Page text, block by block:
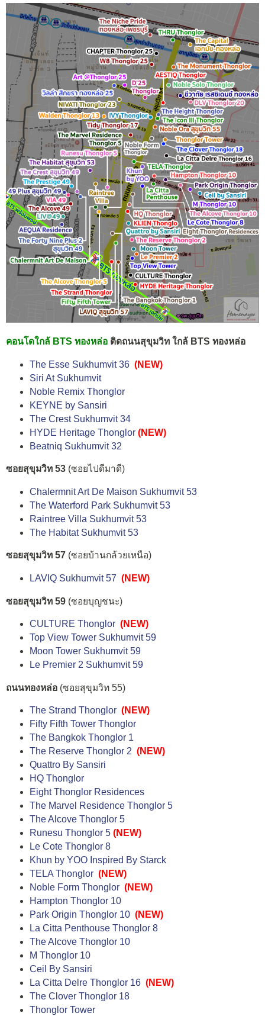
คอนโดใกล้ BTS ทองหล่อ ติดถนนสุขุมวิท ใกล้ BTS ทองหล่อ
The Esse Sukhumvit 36 (NEW)
Siri At Sukhumvit
Noble Remix Thonglor
KEYNE by Sansiri
The Crest Sukhumvit 34
HYDE Heritage Thonglor (NEW)
Beatniq Sukhumvit 32
ซอยสุขุมวิท 53 (ซอยไปดีมาดี)
Chalermnit Art De Maison Sukhumvit 53
The Waterford Park Sukhumvit 53
Raintree Villa Sukhumvit 53
The Habitat Sukhumvit 53
ซอยสุขุมวิท 57 (ซอยบ้านกล้วยเหนือ)
LAVIQ Sukhumvit 57 (NEW)
ซอยสุขุมวิท 59 (ซอยบุญชนะ)
CULTURE Thonglor (NEW)
Top View Tower Sukhumvit 59
Moon Tower Sukhumvit 59
Le Premier 2 Sukhumvit 59
ถนนทองหล่อ (ซอยสุขุมวิท 55)
The Strand Thonglor (NEW)
Fifty Fifth Tower Thonglor
The Bangkok Thonglor 1
The Reserve Thonglor 2 (NEW)
Quattro By Sansiri
HQ Thonglor
Eight Thonglor Residences
The Marvel Residence Thonglor 5
The Alcove Thonglor 5
Runesu Thonglor 5 (NEW)
Le Cote Thonglor 8
Khun by YOO Inspired By Starck
TELA Thonglor (NEW)
Noble Form Thonglor (NEW)
Hampton Thonglor 10
Park Origin Thonglor 10 (NEW)
La Citta Penthouse Thonglor 8
The Alcove Thonglor 10
M Thonglor 10
Ceil By Sansiri
La Citta Delre Thonglor 16 (NEW)
The Clover Thonglor 18
Thonglor Tower